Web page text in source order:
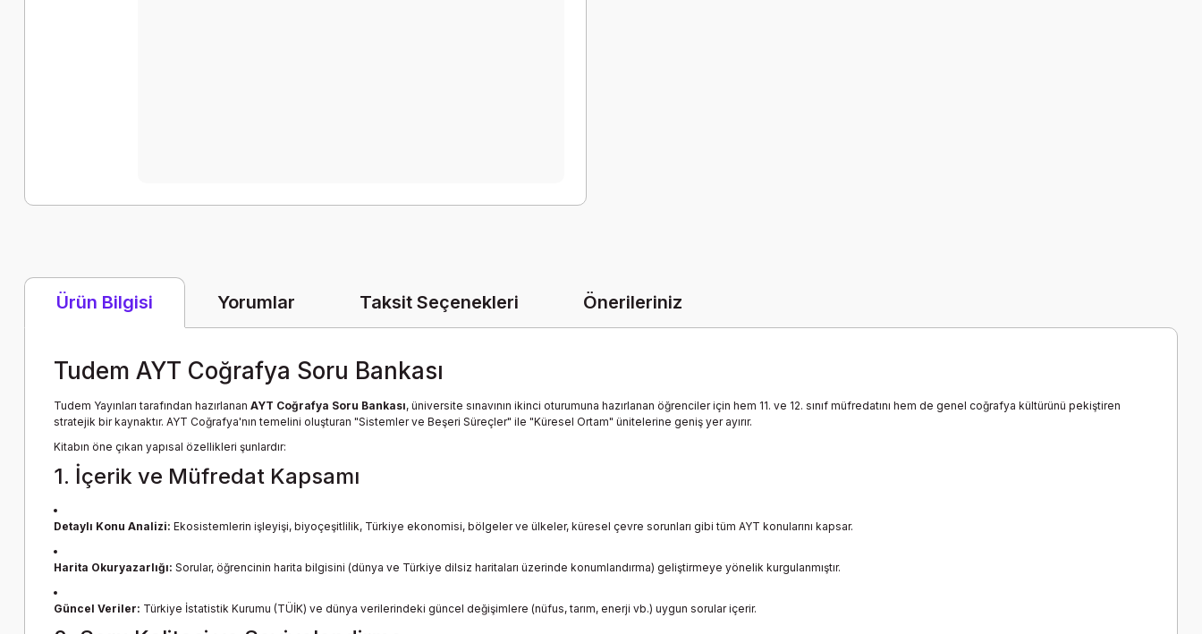
Ürün Bilgisi Yorumlar Taksit Seçenekleri Önerileriniz
Tudem AYT Coğrafya Soru Bankası
Tudem Yayınları tarafından hazırlanan AYT Coğrafya Soru Bankası, üniversite sınavının ikinci oturumuna hazırlanan öğrenciler için hem 11. ve 12. sınıf müfredatını hem de genel coğrafya kültürünü pekiştiren
stratejik bir kaynaktır. AYT Coğrafya'nın temelini oluşturan "Sistemler ve Beşeri Süreçler" ile "Küresel Ortam" ünitelerine geniş yer ayırır.
Kitabın öne çıkan yapısal özellikleri şunlardır:
1. İçerik ve Müfredat Kapsamı
Detaylı Konu Analizi: Ekosistemlerin işleyişi, biyoçeşitlilik, Türkiye ekonomisi, bölgeler ve ülkeler, küresel çevre sorunları gibi tüm AYT konularını kapsar.
Harita Okuryazarlığı: Sorular, öğrencinin harita bilgisini (dünya ve Türkiye dilsiz haritaları üzerinde konumlandırma) geliştirmeye yönelik kurgulanmıştır.
Güncel Veriler: Türkiye İstatistik Kurumu (TÜİK) ve dünya verilerindeki güncel değişimlere (nüfus, tarım, enerji vb.) uygun sorular içerir.